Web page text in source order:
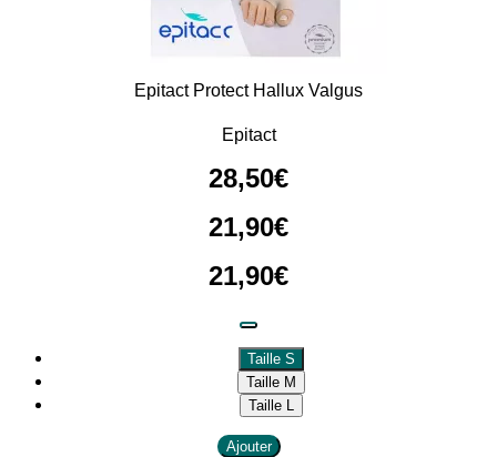
Epitact Protect Hallux Valgus
Epitact
28,50€
21,90€
21,90€
Taille S
Taille M
Taille L
Ajouter